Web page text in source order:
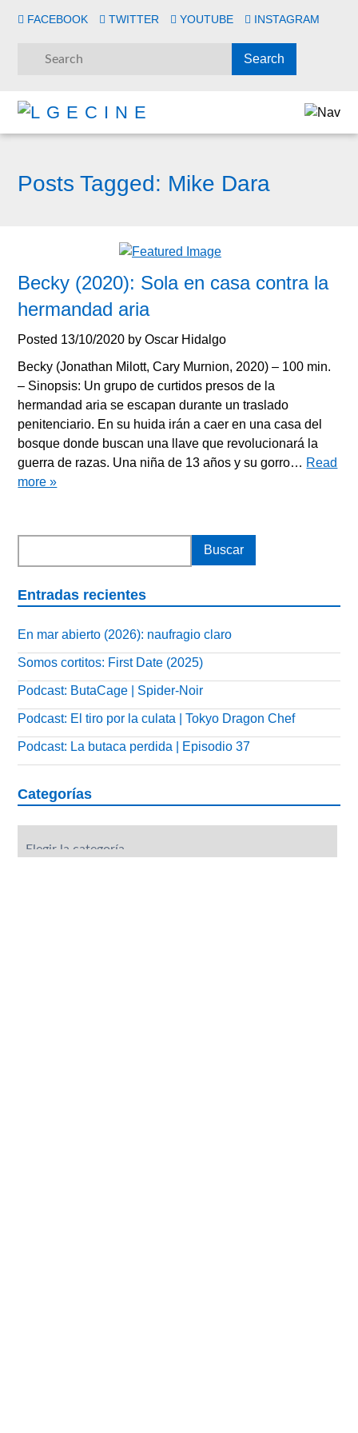
FACEBOOK TWITTER YOUTUBE INSTAGRAM
Posts Tagged: Mike Dara
Becky (2020): Sola en casa contra la
hermandad aria
Posted 13/10/2020 byOscar Hidalgo
Becky (Jonathan Milott, Cary Murnion, 2020) – 100 min.
– Sinopsis: Un grupo de curtidos presos de la
hermandad aria se escapan durante un traslado
penitenciario. En su huida irán a caer en una casa del
bosque donde buscan una llave que revolucionará la
guerra de razas. Una niña de 13 años y su gorro… Read
more »
Entradas recientes
En mar abierto (2026): naufragio claro
Somos cortitos: First Date (2025)
Podcast: ButaCage | Spider-Noir
Podcast: El tiro por la culata | Tokyo Dragon Chef
Podcast: La butaca perdida | Episodio 37
Categorías